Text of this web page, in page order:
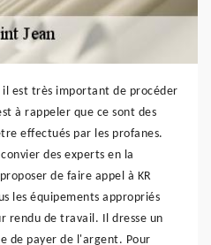
il est très important de procéder
à rappeler que ce sont des
effectués par les profanes.
des experts en la
de faire appel à KR
les équipements appropriés
rendu de travail. Il dresse un
de payer de l'argent. Pour